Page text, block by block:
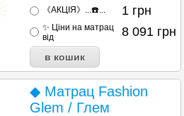
《АКЦІЯ》...☎️... 1 грн
✨ Ціни на матрац
від
8 091 грн
◆ Матрац Fashion
Glem / Глем